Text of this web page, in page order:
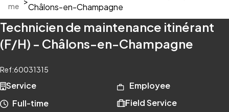
me
Châlons-en-Champagne
Technicien de maintenance itinérant
(F/H) - Châlons-en-Champagne
Ref:60031315
Service
Employee
Full-time
Field Service